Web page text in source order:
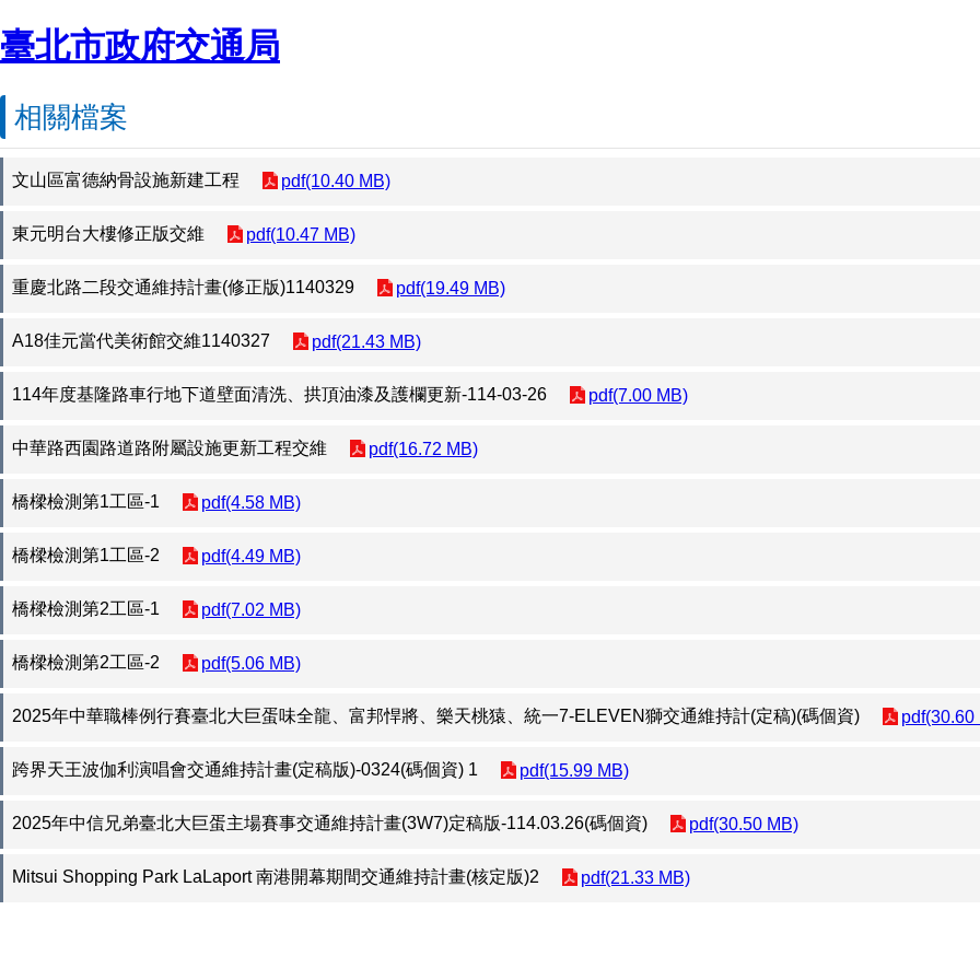
臺北市政府交通局
相關檔案
文山區富德納骨設施新建工程 pdf(10.40 MB)
東元明台大樓修正版交維 pdf(10.47 MB)
重慶北路二段交通維持計畫(修正版)1140329 pdf(19.49 MB)
A18佳元當代美術館交維1140327 pdf(21.43 MB)
114年度基隆路車行地下道壁面清洗、拱頂油漆及護欄更新-114-03-26 pdf(7.00 MB)
中華路西園路道路附屬設施更新工程交維 pdf(16.72 MB)
橋樑檢測第1工區-1 pdf(4.58 MB)
橋樑檢測第1工區-2 pdf(4.49 MB)
橋樑檢測第2工區-1 pdf(7.02 MB)
橋樑檢測第2工區-2 pdf(5.06 MB)
2025年中華職棒例行賽臺北大巨蛋味全龍、富邦悍將、樂天桃猿、統一7-ELEVEN獅交通維持計(定稿)(碼個資) pdf(30.60
跨界天王波伽利演唱會交通維持計畫(定稿版)-0324(碼個資) 1 pdf(15.99 MB)
2025年中信兄弟臺北大巨蛋主場賽事交通維持計畫(3W7)定稿版-114.03.26(碼個資) pdf(30.50 MB)
Mitsui Shopping Park LaLaport 南港開幕期間交通維持計畫(核定版)2 pdf(21.33 MB)